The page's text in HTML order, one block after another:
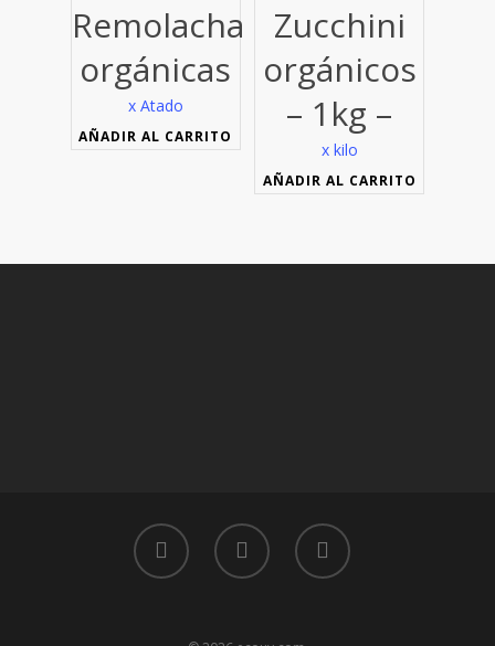
Remolacha
orgánicas
x Atado
AÑADIR AL CARRITO
Zucchini
orgánicos
– 1kg –
x kilo
AÑADIR AL CARRITO